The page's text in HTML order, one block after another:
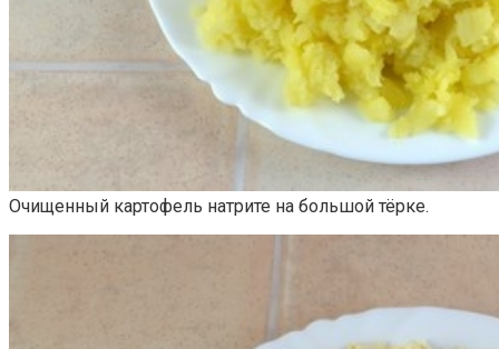
Очищенный картофель натрите на большой тёрке.